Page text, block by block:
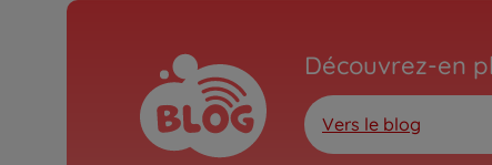
Découvrez-en
Vers le blog